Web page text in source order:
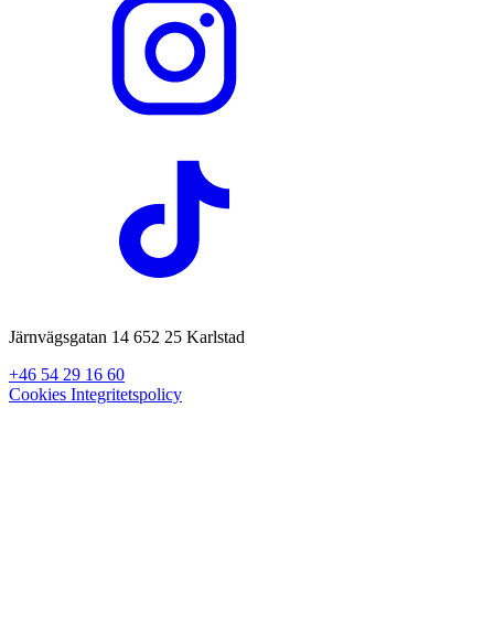
Järnvägsgatan 14 652 25 Karlstad
+46 54 29 16 60
Cookies Integritetspolicy